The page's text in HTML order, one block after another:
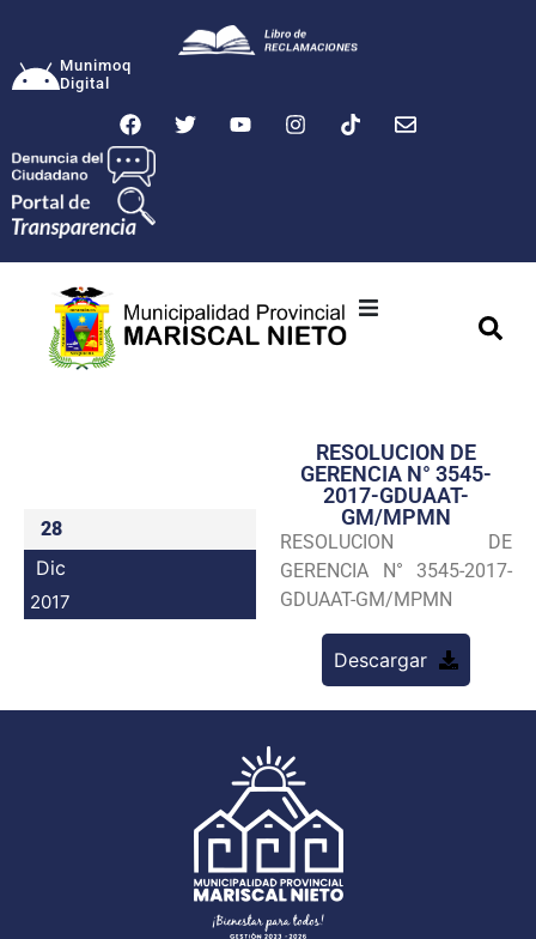
Munimoq
Digital
Transparencia
Seguridad
Programas
28
Dic
2017
RESOLUCION DE
GERENCIA N° 3545-
2017-GDUAAT-
GM/MPMN
RESOLUCION DE
GERENCIA N° 3545-2017-
GDUAAT-GM/MPMN
Descargar